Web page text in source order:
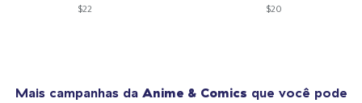
$22 $20
Mais campanhas da Anime & Comics que você pode